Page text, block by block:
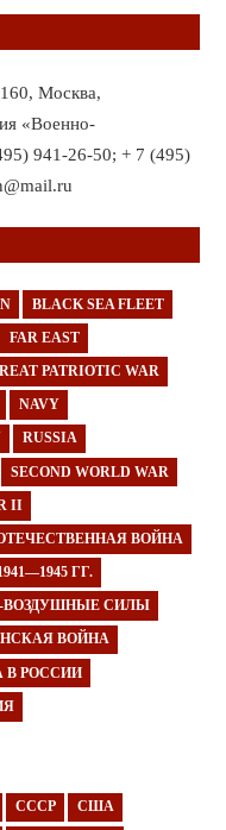
Москва,
«Военно-
941-26-50; + 7 (495)
BLACK SEA FLEET
FAR EAST
PATRIOTIC WAR
NAVY
RUSSIA
SECOND WORLD WAR
II
ВОЙНА
ГГ.
ВОЗДУШНЫЕ СИЛЫ
ВОЙНА
В РОССИИ
СССР США